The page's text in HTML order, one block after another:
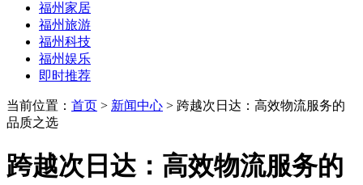
福州家居
福州旅游
福州科技
福州娱乐
即时推荐
当前位置： 首页 > 新闻中心 > 跨越次日达：高效物流服务的
品质之选
跨越次日达：高效物流服务的